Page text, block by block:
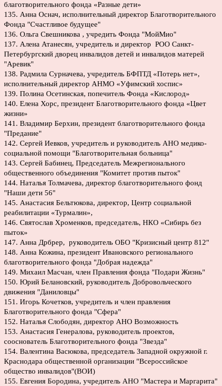
благотворительного фонда «Разные дети»
135. Анна Оснач, исполнительный директор Благотворительного
Фонда "Счастливое будущее"
136. Ольга Свешникова , учредить Фонда "МойМио"
137. Алена Атанесян, учредитель и директор РОО Санкт-
Петербургский дворец инвалидов детей и инвалидов матерей
"Аревик"
138. Радмила Сурначева, учредитель БФПТД «Потерь нет»,
исполнительный директор АНМО «Уфимский хоспис»
139. Полина Осетинская, попечитель Фонда «Кислород»
140. Елена Хорс, президент Благотворительного фонда «Цвет
жизни»
141. Владимир Берхин, президент благотворительного фонда
"Предание"
142. Сергей Иевков, учредитель и руководитель АНО медико-
социальной помощи "Благотворительная больница"
143. Сергей Бабинец, Председатель Межрегионального
общественного объединения "Комитет против пыток"
144. Наталья Толмачева, директор благотворительного фонд
"Наши дети 56"
145. Анастасия Бельтюкова, директор, Центр социальной
реабилитации «Турмалин»,
146. Святослав Хроменков, председатель, НКО «Сибирь без
пыток»
147. Анна Дрбрер, руководитель ОБО "Кризисный центр 812"
148. Анна Кожина, президент Ивановского регионального
благотворительного фонда "Добрая надежда"
149. Михаил Масчан, член Правления фонда "Подари Жизнь"
150. Юрий Белановский, руководитель Добровольческого
движения "Даниловцы"
151. Игорь Кочетков, учредитель и член правления
Благотворительного фонда "Сфера"
152. Наталья Слободян, директор АНО Возможность
153. Анастасия Генералова, руководитель проектов,
сооснователь Благотворительного фонда "Звезда"
154. Валентина Васюкова, председатель Западной окружной г.
Краснодара общественной организации "Всероссийское
общество инвалидов"(ВОИ)
155. Евгения Бородина, учредитель АНО "Мастера и Маргарита"